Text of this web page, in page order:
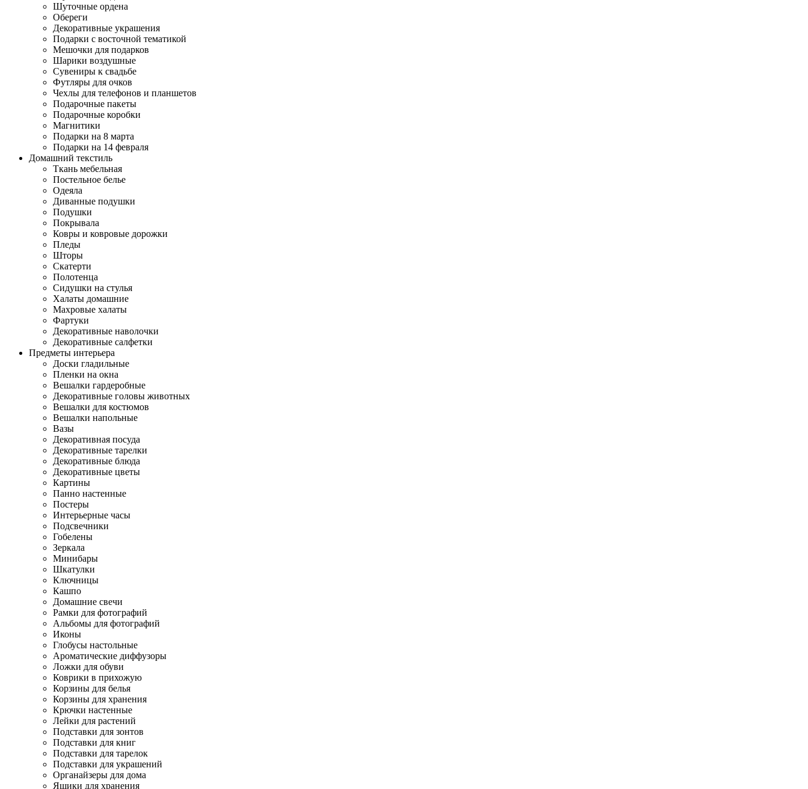
Шуточные ордена
Обереги
Декоративные украшения
Подарки с восточной тематикой
Мешочки для подарков
Шарики воздушные
Сувениры к свадьбе
Футляры для очков
Чехлы для телефонов и планшетов
Подарочные пакеты
Подарочные коробки
Магнитики
Подарки на 8 марта
Подарки на 14 февраля
Домашний текстиль
Ткань мебельная
Постельное белье
Одеяла
Диванные подушки
Подушки
Покрывала
Ковры и ковровые дорожки
Пледы
Шторы
Скатерти
Полотенца
Сидушки на стулья
Халаты домашние
Махровые халаты
Фартуки
Декоративные наволочки
Декоративные салфетки
Предметы интерьера
Доски гладильные
Пленки на окна
Вешалки гардеробные
Декоративные головы животных
Вешалки для костюмов
Вешалки напольные
Вазы
Декоративная посуда
Декоративные тарелки
Декоративные блюда
Декоративные цветы
Картины
Панно настенные
Постеры
Интерьерные часы
Подсвечники
Гобелены
Зеркала
Минибары
Шкатулки
Ключницы
Кашпо
Домашние свечи
Рамки для фотографий
Альбомы для фотографий
Иконы
Глобусы настольные
Ароматические диффузоры
Ложки для обуви
Коврики в прихожую
Корзины для белья
Корзины для хранения
Крючки настенные
Лейки для растений
Подставки для зонтов
Подставки для книг
Подставки для тарелок
Подставки для украшений
Органайзеры для дома
Ящики для хранения